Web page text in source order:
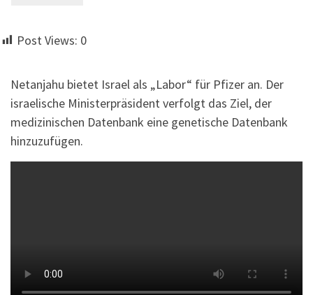
Post Views: 0
Netanjahu bietet Israel als „Labor“ für Pfizer an. Der
israelische Ministerpräsident verfolgt das Ziel, der
medizinischen Datenbank eine genetische Datenbank
hinzuzufügen.